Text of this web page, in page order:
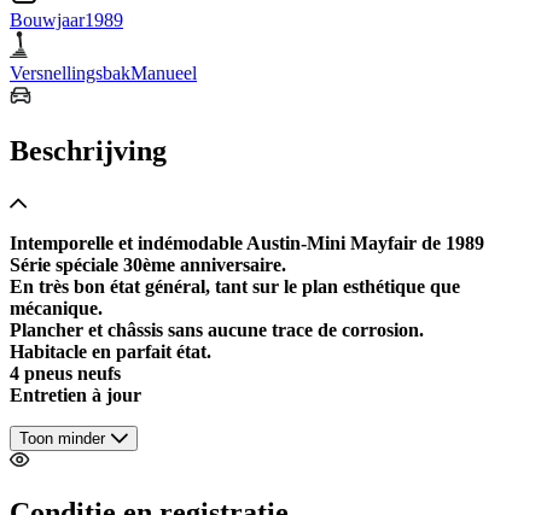
Bouwjaar1989
VersnellingsbakManueel
Beschrijving
Intemporelle et indémodable Austin-Mini Mayfair de 1989
Série spéciale 30ème anniversaire.
En très bon état général, tant sur le plan esthétique que
mécanique.
Plancher et châssis sans aucune trace de corrosion.
Habitacle en parfait état.
4 pneus neufs
Entretien à jour
Toon minder